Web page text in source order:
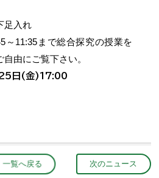
足入れ
～11:35まで総合探究の授業を
由にご覧下さい。
日(金)17:00
一覧へ戻る 次のニュース